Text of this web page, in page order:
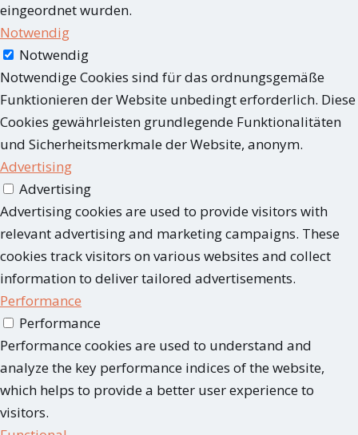
eingeordnet wurden.
Notwendig
Notwendig
Notwendige Cookies sind für das ordnungsgemäße
Funktionieren der Website unbedingt erforderlich. Diese
Cookies gewährleisten grundlegende Funktionalitäten
und Sicherheitsmerkmale der Website, anonym.
Advertising
Advertising
Advertising cookies are used to provide visitors with
relevant advertising and marketing campaigns. These
cookies track visitors on various websites and collect
information to deliver tailored advertisements.
Performance
Performance
Performance cookies are used to understand and
analyze the key performance indices of the website,
which helps to provide a better user experience to
visitors.